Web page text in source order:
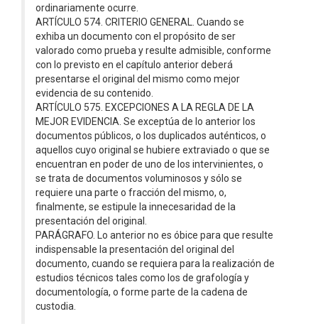
ordinariamente ocurre.
ARTÍCULO 574. CRITERIO GENERAL. Cuando se
exhiba un documento con el propósito de ser
valorado como prueba y resulte admisible, conforme
con lo previsto en el capítulo anterior deberá
presentarse el original del mismo como mejor
evidencia de su contenido.
ARTÍCULO 575. EXCEPCIONES A LA REGLA DE LA
MEJOR EVIDENCIA. Se exceptúa de lo anterior los
documentos públicos, o los duplicados auténticos, o
aquellos cuyo original se hubiere extraviado o que se
encuentran en poder de uno de los intervinientes, o
se trata de documentos voluminosos y sólo se
requiere una parte o fracción del mismo, o,
finalmente, se estipule la innecesaridad de la
presentación del original.
PARÁGRAFO. Lo anterior no es óbice para que resulte
indispensable la presentación del original del
documento, cuando se requiera para la realización de
estudios técnicos tales como los de grafología y
documentología, o forme parte de la cadena de
custodia.